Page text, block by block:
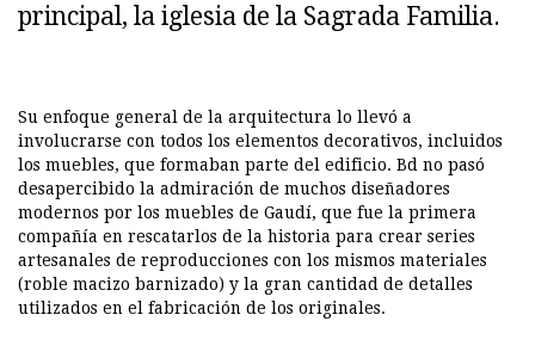
principal, la iglesia de la Sagrada Familia.
Su enfoque general de la arquitectura lo llevó a
involucrarse con todos los elementos decorativos, incluidos
los muebles, que formaban parte del edificio. Bd no pasó
desapercibido la admiración de muchos diseñadores
modernos por los muebles de Gaudí, que fue la primera
compañía en rescatarlos de la historia para crear series
artesanales de reproducciones con los mismos materiales
(roble macizo barnizado) y la gran cantidad de detalles
utilizados en el fabricación de los originales.